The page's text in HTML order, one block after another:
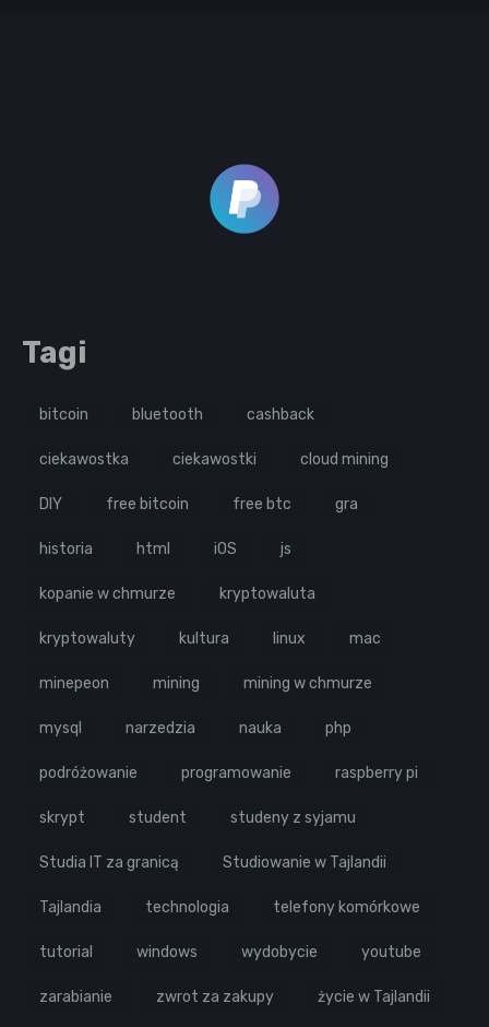
Tagi
bitcoin bluetooth cashback
ciekawostka ciekawostki cloud mining
DIY free bitcoin free btc gra
historia html iOS js
kopanie w chmurze kryptowaluta
kryptowaluty kultura linux mac
minepeon mining mining w chmurze
mysql narzedzia nauka php
podróżowanie programowanie raspberry pi
skrypt student studeny z syjamu
Studia IT za granicą Studiowanie w Tajlandii
Tajlandia technologia telefony komórkowe
tutorial windows wydobycie youtube
zarabianie zwrot za zakupy życie w Tajlandii